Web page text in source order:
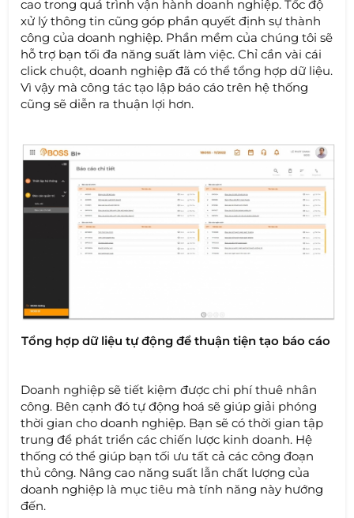
cao trong quá trình vận hành doanh nghiệp. Tốc độ
xử lý thông tin cũng góp phần quyết định sự thành
công của doanh nghiệp. Phần mềm của chúng tôi sẽ
hỗ trợ bạn tối đa năng suất làm việc. Chỉ cần vài cái
click chuột, doanh nghiệp đã có thể tổng hợp dữ liệu.
Vì vậy mà công tác tạo lập báo cáo trên hệ thống
cũng sẽ diễn ra thuận lợi hơn.
Tổng hợp dữ liệu tự động để thuận tiện tạo báo cáo
Doanh nghiệp sẽ tiết kiệm được chi phí thuê nhân
công. Bên cạnh đó tự động hoá sẽ giúp giải phóng
thời gian cho doanh nghiệp. Bạn sẽ có thời gian tập
trung để phát triển các chiến lược kinh doanh. Hệ
thống có thể giúp bạn tối ưu tất cả các công đoạn
thủ công. Nâng cao năng suất lẫn chất lượng của
doanh nghiệp là mục tiêu mà tính năng này hướng
đến.